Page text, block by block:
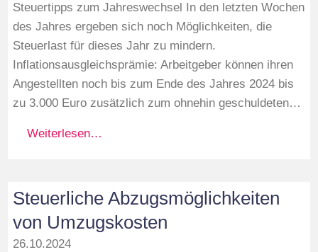
Steuertipps zum Jahreswechsel In den letzten Wochen
des Jahres ergeben sich noch Möglichkeiten, die
Steuerlast für dieses Jahr zu mindern.
Inflationsausgleichsprämie: Arbeitgeber können ihren
Angestellten noch bis zum Ende des Jahres 2024 bis
zu 3.000 Euro zusätzlich zum ohnehin geschuldeten…
Weiterlesen…
Steuerliche Abzugsmöglichkeiten
von Umzugskosten
26.10.2024